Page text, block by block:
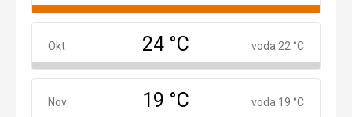
Október
Okt 24 °C voda 22 °C
November
Nov 19 °C voda 19 °C